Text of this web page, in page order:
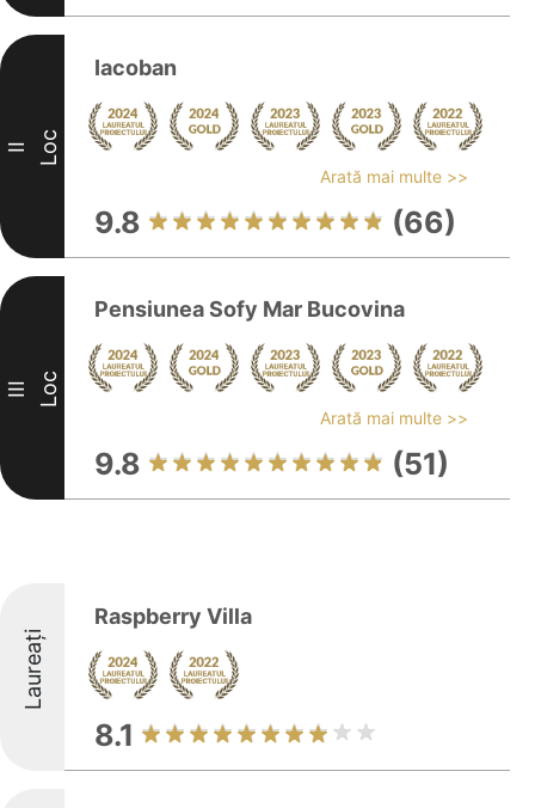
II Loc
Iacoban
Arată mai multe >>
9.8 (66)
III Loc
Pensiunea Sofy Mar Bucovina
Arată mai multe >>
9.8 (51)
Laureați
Raspberry Villa
8.1